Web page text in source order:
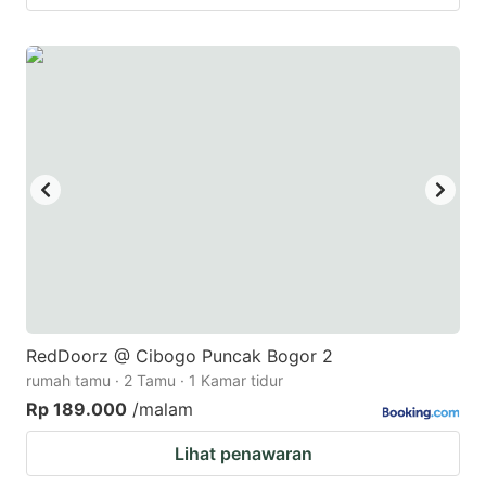
RedDoorz @ Cibogo Puncak Bogor 2
rumah tamu · 2 Tamu · 1 Kamar tidur
Rp 189.000 /malam
Lihat penawaran